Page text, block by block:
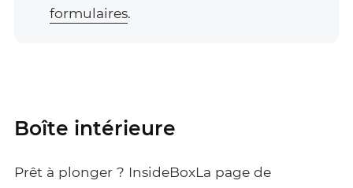
formulaires.
Boîte intérieure
Prêt à plonger ? InsideBoxLa page de